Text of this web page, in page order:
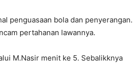
penguasaan bola dan penyerangan.
pertahanan lawannya.
M.Nasir menit ke 5. Sebalikknya